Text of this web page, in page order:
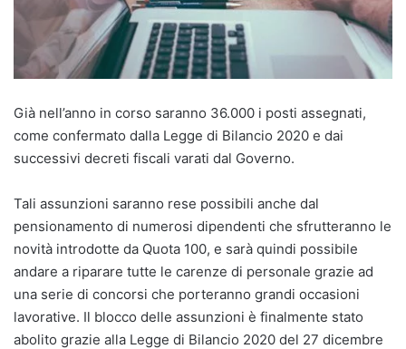
Già nell’anno in corso saranno 36.000 i posti assegnati,
come confermato dalla Legge di Bilancio 2020 e dai
successivi decreti fiscali varati dal Governo.
Tali assunzioni saranno rese possibili anche dal
pensionamento di numerosi dipendenti che sfrutteranno le
novità introdotte da Quota 100, e sarà quindi possibile
andare a riparare tutte le carenze di personale grazie ad
una serie di concorsi che porteranno grandi occasioni
lavorative. Il blocco delle assunzioni è finalmente stato
abolito grazie alla Legge di Bilancio 2020 del 27 dicembre